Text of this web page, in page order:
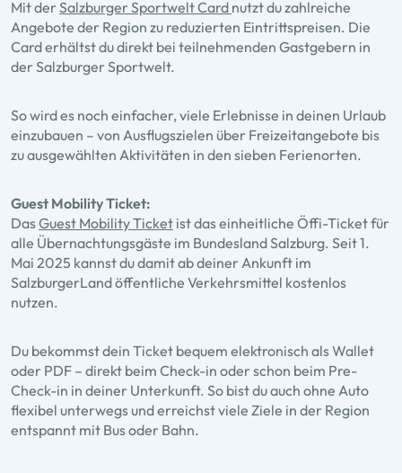
Mit der Salzburger Sportwelt Card nutzt du zahlreiche
Angebote der Region zu reduzierten Eintrittspreisen. Die
Card erhältst du direkt bei teilnehmenden Gastgebern in
der Salzburger Sportwelt.
So wird es noch einfacher, viele Erlebnisse in deinen Urlaub
einzubauen – von Ausflugszielen über Freizeitangebote bis
zu ausgewählten Aktivitäten in den sieben Ferienorten.
Guest Mobility Ticket:
DasGuest Mobility Ticket ist das einheitliche Öffi-Ticket für
alle Übernachtungsgäste im Bundesland Salzburg. Seit 1.
Mai 2025 kannst du damit ab deiner Ankunft im
SalzburgerLand öffentliche Verkehrsmittel kostenlos
nutzen.
Du bekommst dein Ticket bequem elektronisch als Wallet
oder PDF – direkt beim Check-in oder schon beim Pre-
Check-in in deiner Unterkunft. So bist du auch ohne Auto
flexibel unterwegs und erreichst viele Ziele in der Region
entspannt mit Bus oder Bahn.